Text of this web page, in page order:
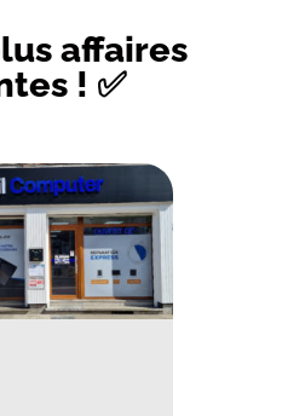
affaires
! ✅